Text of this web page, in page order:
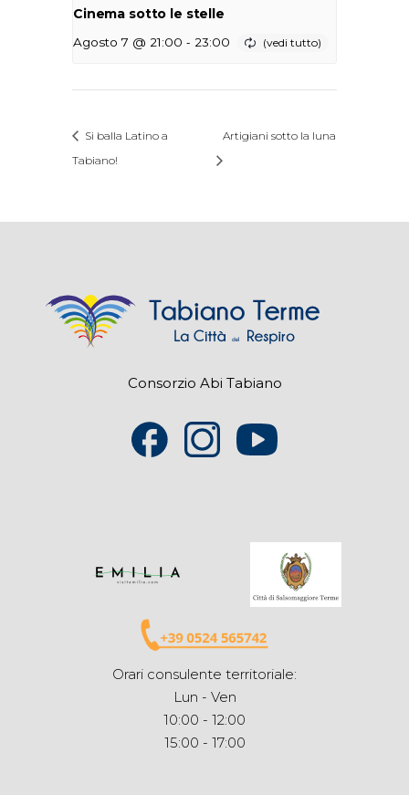
Cinema sotto le stelle
Agosto 7 @ 21:00 - 23:00
Si balla Latino a
Tabiano!
Artigiani sotto la luna
Consorzio Abi Tabiano
Orari consulente territoriale:
Lun - Ven
10:00 - 12:00
15:00 - 17:00